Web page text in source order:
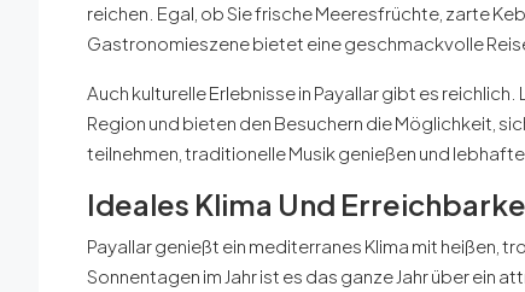
reichen. Egal, ob Sie frische Meeresfrüchte, zarte
Gastronomieszene bietet eine geschmackvolle
Auch kulturelle Erlebnisse in Payallar gibt es
Region und bieten den Besuchern die Möglichkeit,
teilnehmen, traditionelle Musik genießen und
Ideales Klima Und
Payallar genießt ein mediterranes Klima mit heißen,
Sonnentagen im Jahr ist es das ganze Jahr über ein